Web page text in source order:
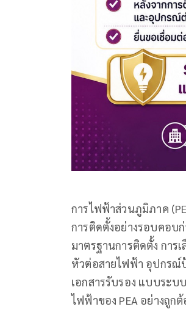
การไฟฟ้าส่วนภูมิภาค
การติดตั้งอย่างรอบคอบ
มาตรฐานการติดตั้ง การ
หัวต่อสายไฟฟ้า อุปกรณ์
เอกสารรับรอง แบบระ
ไฟฟ้าของ PEA อย่างถูก